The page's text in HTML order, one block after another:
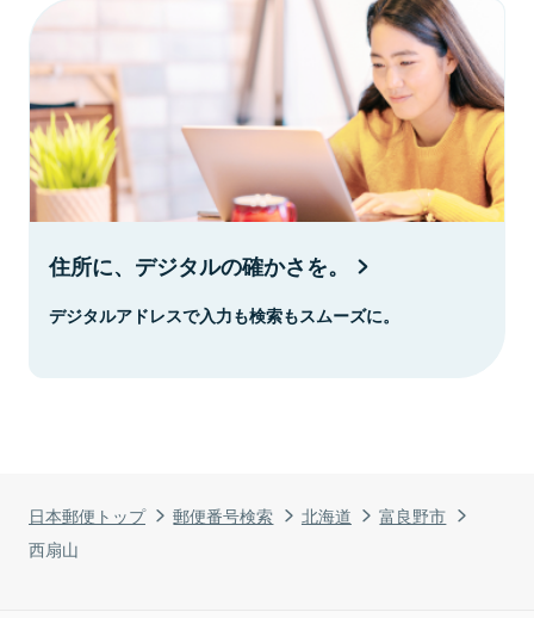
日本郵便トップ 郵便番号検索 北海道
富良野市
西扇山
住所に、デジタルの確かさを。
デジタルアドレスで入力も検索もスムーズに。